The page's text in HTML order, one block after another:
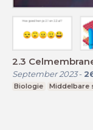
2.3
September 2023-
Biologie Middelbare